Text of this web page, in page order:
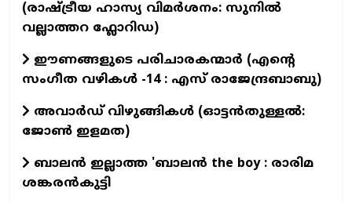
(രാഷ്ട്രീയ ഹാസ്യ വിമർശനം: സുനിൽ
വല്ലാത്തറ ഫ്ലോറിഡ)
ഈണങ്ങളുടെ പരിചാരകന്മാര്‍ (എന്‍റെ
സംഗീത വഴികള്‍ -14 : എസ് രാജേന്ദ്രബാബു)
അവാർഡ് വിഴുങ്ങികൾ (ഓട്ടൻതുള്ളൽ:
ജോൺ ഇളമത)
ബാലൻ ഇല്ലാത്ത 'ബാലൻ the boy : രാരിമ
ശങ്കരൻകുട്ടി